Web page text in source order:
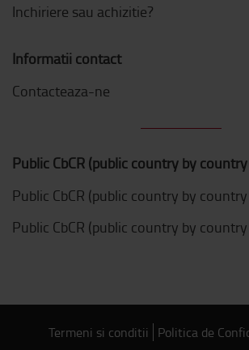
Inchiriere sau achizitie?
Informatii contact
Contacteaza-ne
Public CbCR (public country by
Public CbCR (public country by
Public CbCR (public country by
Termeni si conditii Politica de